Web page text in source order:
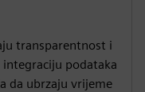
transparentnost i
podataka
da ubrzaju vrijeme